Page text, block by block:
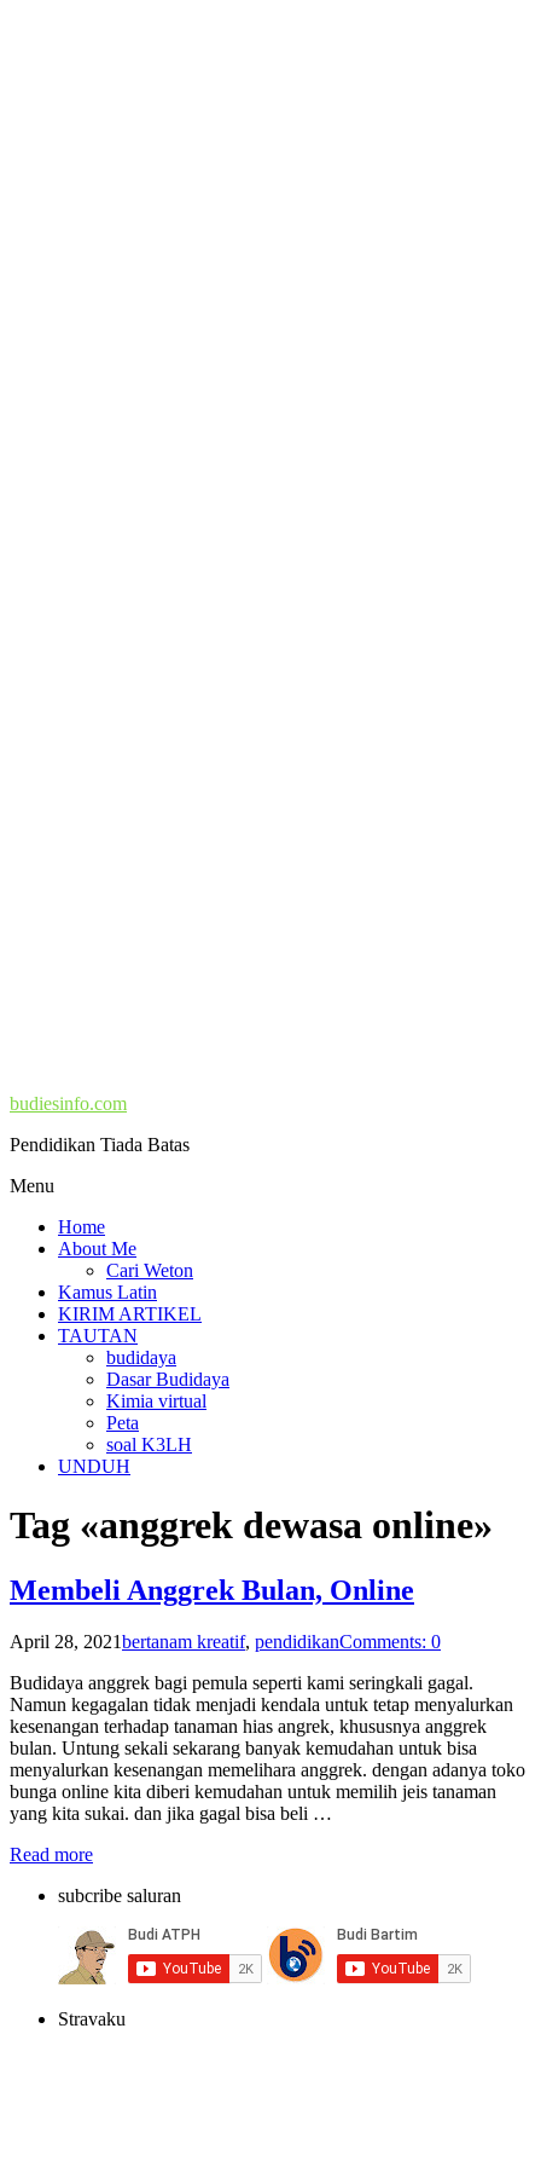
budiesinfo.com
Pendidikan Tiada Batas
Menu
Home
About Me
Cari Weton
Kamus Latin
KIRIM ARTIKEL
TAUTAN
budidaya
Dasar Budidaya
Kimia virtual
Peta
soal K3LH
UNDUH
Tag «anggrek dewasa online»
Membeli Anggrek Bulan, Online
April 28, 2021bertanam kreatif, pendidikanComments: 0
Budidaya anggrek bagi pemula seperti kami seringkali gagal.
Namun kegagalan tidak menjadi kendala untuk tetap menyalurkan
kesenangan terhadap tanaman hias angrek, khususnya anggrek
bulan. Untung sekali sekarang banyak kemudahan untuk bisa
menyalurkan kesenangan memelihara anggrek. dengan adanya toko
bunga online kita diberi kemudahan untuk memilih jeis tanaman
yang kita sukai. dan jika gagal bisa beli …
Read more
subcribe saluran
Stravaku